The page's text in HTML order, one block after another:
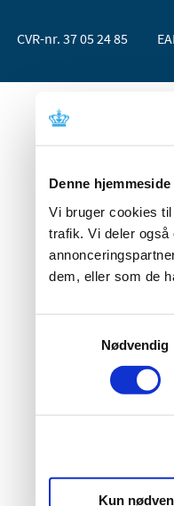
Denne
Vi bruger cookies
trafik. Vi deler også
dem, eller som de
Nødvendig
Kun
CVR-nr. 37 05 24 85